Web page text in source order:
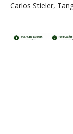
Carlos Stieler,